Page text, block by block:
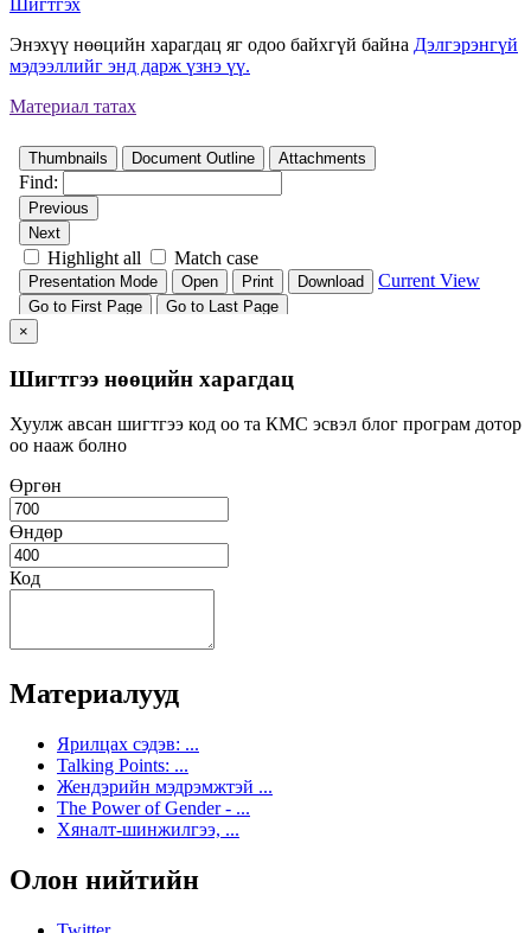
Энэхүү нөөцийн харагдац яг одоо байхгүй байна Дэлгэрэнгүй
мэдээллийг энд дарж үзнэ үү.
Материал татах
×
Шигтгээ нөөцийн харагдац
Хуулж авсан шигтгээ код оо та КМС эсвэл блог програм дотор
оо нааж болно
Өргөн
Өндөр
Код
Материалууд
Ярилцах сэдэв: ...
Talking Points: ...
Жендэрийн мэдрэмжтэй ...
The Power of Gender - ...
Хяналт-шинжилгээ, ...
Олон нийтийн